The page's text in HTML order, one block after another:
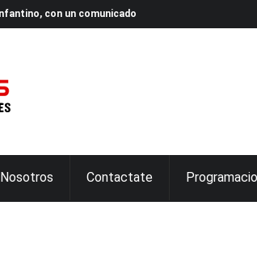
con un comunicado
Nosotros Contactate